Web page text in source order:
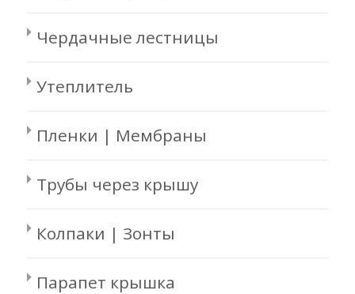
Чердачные лестницы
Утеплитель
Пленки | Мембраны
Трубы через крышу
Колпаки | Зонты
Парапет крышка